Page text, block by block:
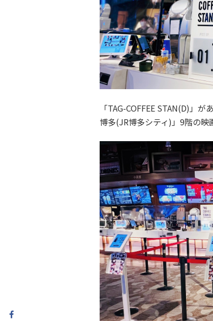
「TAG-COFFEE STAN(D)」
博多(JR博多シティ)」9階の映